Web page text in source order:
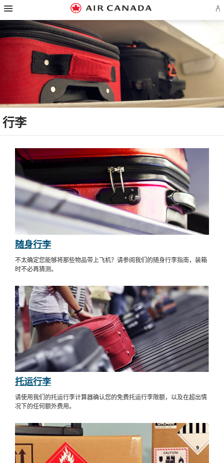
跳
主
页
跳
主
导
航
跳
内
容
跳
搜
索
栏
跳
页
脚
链
接
跳
网
页
指
南
跳
联
系
我
们
登
录
建
账
行李
随身行李
不太确定您能够将那些物品带上飞机？请参阅我们的随身行李指南，装箱
时不必再猜测。
托运行李
请使用我们的托运行李计算器确认您的免费托运行李限额，以及在超出情
况下的任何额外费用。